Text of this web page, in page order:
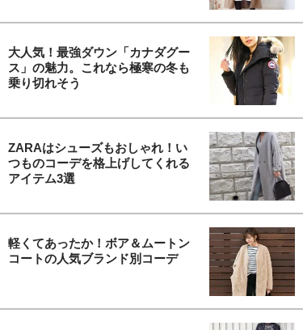
大人気！最強ダウン「カナダグー
ス」の魅力。これなら極寒の冬も
乗り切れそう
ZARAはシューズもおしゃれ！い
つものコーデを格上げしてくれる
アイテム3選
軽くてあったか！ボア＆ムートン
コートの人気ブランド別コーデ